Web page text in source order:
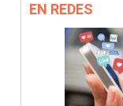
EN REDES